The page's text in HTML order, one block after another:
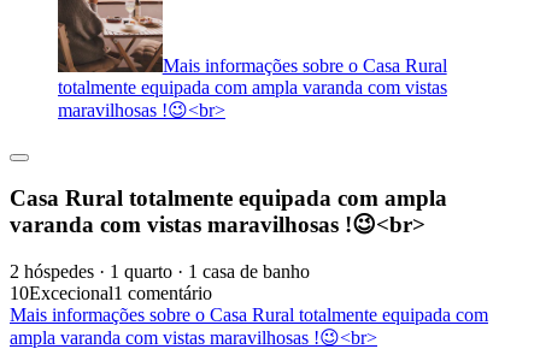
Mais informações sobre o Casa Rural
totalmente equipada com ampla varanda com vistas
maravilhosas !😉<br>
Casa Rural totalmente equipada com ampla
varanda com vistas maravilhosas !😉<br>
2 hóspedes · 1 quarto · 1 casa de banho
10Excecional1 comentário
Mais informações sobre o Casa Rural totalmente equipada com
ampla varanda com vistas maravilhosas !😉<br>